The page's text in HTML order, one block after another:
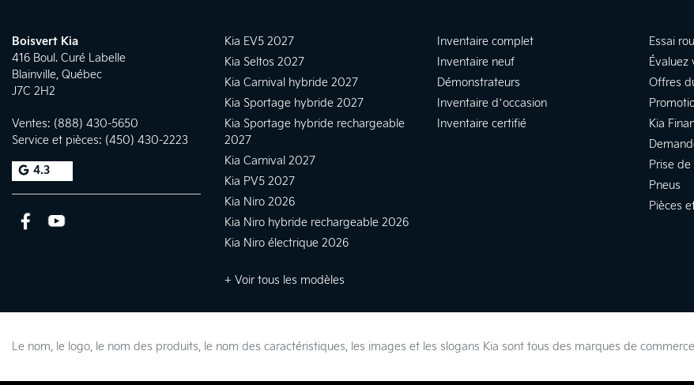
Boisvert Kia
416 Boul. Curé Labelle
Blainville, Québec
J7C 2H2
Ventes: (888) 430-5650
Service et pièces: (450) 430-2223
4.3
Kia EV5 2027
Kia Seltos 2027
Kia Carnival hybride 2027
Kia Sportage hybride 2027
Kia Sportage hybride rechargeable
2027
Kia Carnival 2027
Kia PV5 2027
Kia Niro 2026
Kia Niro hybride rechargeable 2026
Kia Niro électrique 2026
+ Voir tous les modèles
Inventaire complet
Inventaire neuf
Démonstrateurs
Inventaire d’occasion
Inventaire certifié
Essai
Évaluez
Offres
Kia
Prise
Pneus
Pièces
Le nom, le logo, le nom des produits, le nom des caractéristiques, les images et les slogans Kia sont tous des marques de